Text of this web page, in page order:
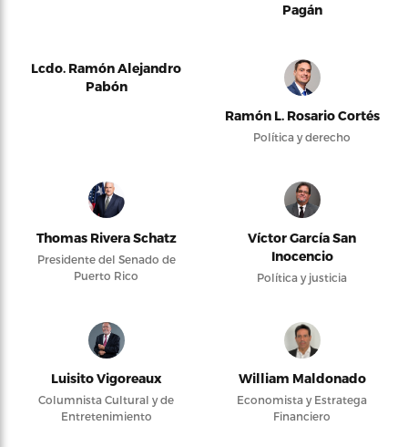
Pagán
Lcdo. Ramón Alejandro
Pabón
Ramón L. Rosario Cortés
Política y derecho
Thomas Rivera Schatz
Presidente del Senado de
Puerto Rico
Víctor García San
Inocencio
Política y justicia
Luisito Vigoreaux
Columnista Cultural y de
Entretenimiento
William Maldonado
Economista y Estratega
Financiero